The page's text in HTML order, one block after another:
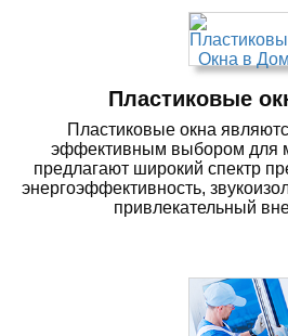
Пластиковые
Пластиковые окна
эффективным выбором для
предлагают широкий спектр
энергоэффективность,
привлекательный